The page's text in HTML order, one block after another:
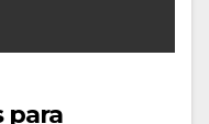
para